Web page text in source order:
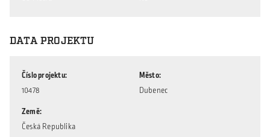
DATA PROJEKTU
Číslo projektu
10478
Země
Česká Republika
Město
Dubenec